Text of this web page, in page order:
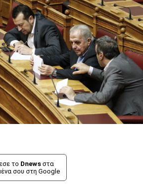
το Dnews στα
σου στη Google